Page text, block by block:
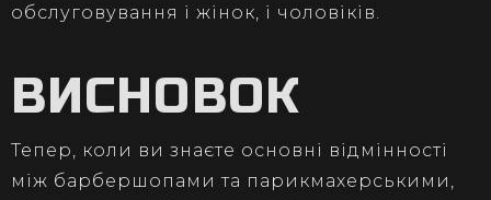
обслуговування і жінок, і чоловіків.
ВИСНОВОК
Тепер, коли ви знаєте основні відмінності
між барбершопами та парикмахерськими,